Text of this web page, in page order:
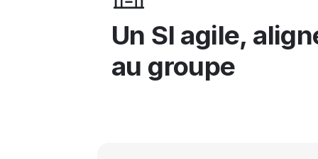
Un SI agile,
au groupe